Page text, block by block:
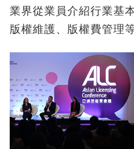
業界從業員介紹行業基
版權維護、版權費管理